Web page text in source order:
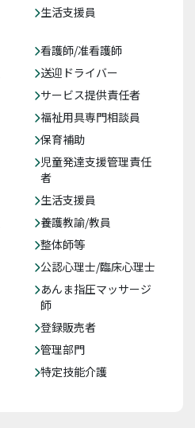
生活支援員
看護師/准看護師
送迎ドライバー
サービス提供責任者
福祉用具専門相談員
保育補助
児童発達支援管理責任
者
生活支援員
養護教諭/教員
整体師等
公認心理士/臨床心理士
あんま指圧マッサージ
師
登録販売者
管理部門
特定技能介護